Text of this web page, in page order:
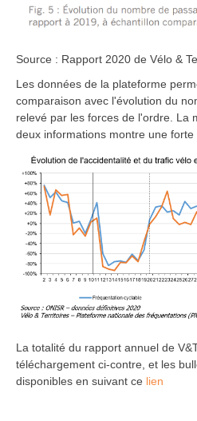
Source : Rapport 2020 de Vélo &
Les données de la plateforme
comparaison avec l'évolution du
relevé par les forces de l'ordre. La
deux informations montre une forte
La totalité du rapport annuel de
téléchargement ci-contre, et les
disponibles en suivant ce lien